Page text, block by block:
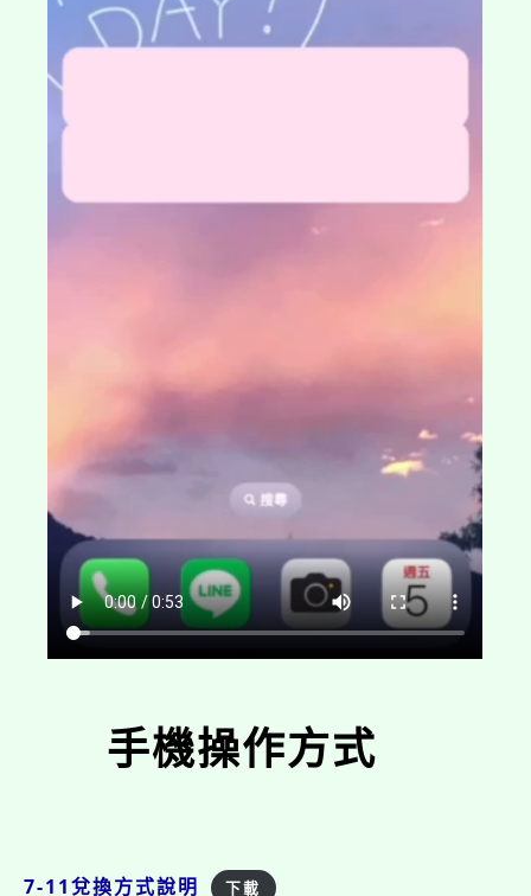
手機操作方式
7-11兌換方式說明 下載